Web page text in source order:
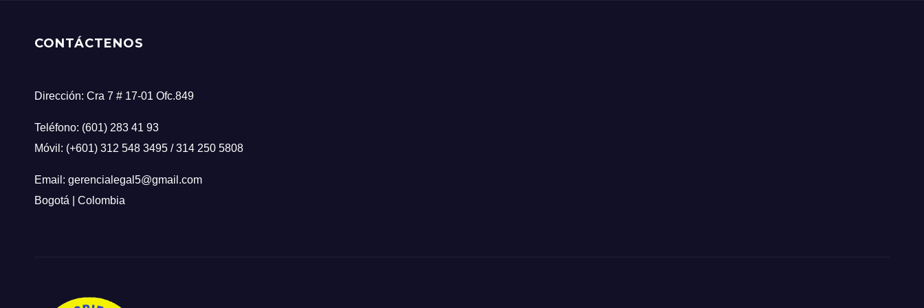
CONTÁCTENOS
Dirección: Cra 7 # 17-01 Ofc.849
Teléfono: (601) 283 41 93
Móvil: (+601) 312 548 3495 / 314 250 5808
Email: gerencialegal5@gmail.com
Bogotá | Colombia